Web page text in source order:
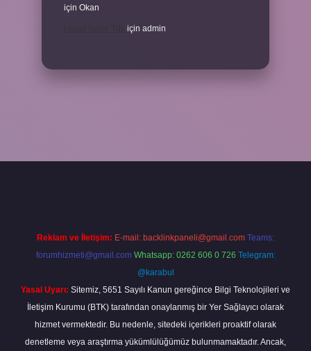
için Okan
için admin
Reklam ve İletişim: E-mail: backlinkpaneli@gmail.com Teams:
forumhizmeti@gmail.com Whatsapp: 0262 606 0 726 Telegram:
@karabul
Yasal Uyarı: Sitemiz, 5651 Sayılı Kanun gereğince Bilgi Teknolojileri ve
İletişim Kurumu (BTK) tarafından onaylanmış bir Yer Sağlayıcı olarak
hizmet vermektedir. Bu nedenle, sitedeki içerikleri proaktif olarak
denetleme veya araştırma yükümlülüğümüz bulunmamaktadır. Ancak,